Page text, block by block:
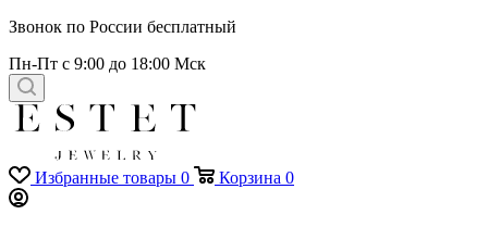
Звонок по России бесплатный
Пн-Пт с 9:00 до 18:00 Мск
Избранные товары 0 Корзина 0